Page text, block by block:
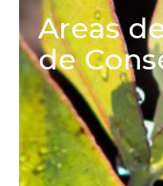
Areas
de